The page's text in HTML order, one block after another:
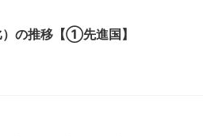
の推移【①先進国】